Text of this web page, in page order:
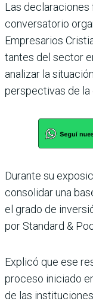
Las declaraciones
conversa­torio
Empresarios
tantes del sector
analizar la
perspectivas de la
Durante su
consolidar una
el grado de
por Standard &
Explicó que ese
proceso iniciado
de las